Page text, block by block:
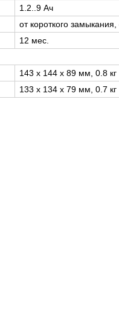
1.2..9 Ач
от короткого
12 мес.
143 x 144 x 89 мм, 0.8 кг
133 x 134 x 79 мм, 0.7 кг